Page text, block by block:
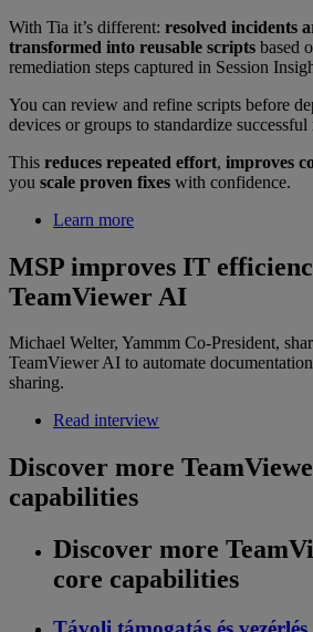
With Tia it’s different: resolved incidents
transformed into reusable scripts based
remediation steps captured in Session
You can review and refine scripts before
devices or groups to standardize successful
This reduces repeated effort, improves
you scale proven fixes with confidence.
Learn more
MSP improves IT
TeamViewer AI
Michael Welter, Yammm Co-President,
TeamViewer AI to automate
sharing.
Read interview
Discover more
capabilities
Discover more
core capabilities